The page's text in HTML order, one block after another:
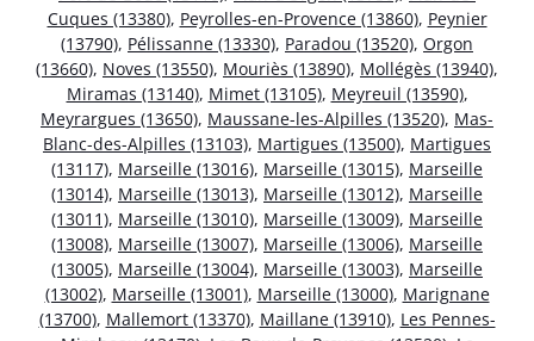
Cuques (13380), Peyrolles-en-Provence (13860), Peynier
(13790), Pélissanne (13330), Paradou (13520), Orgon
(13660), Noves (13550), Mouriès (13890), Mollégès (13940),
Miramas (13140), Mimet (13105), Meyreuil (13590),
Meyrargues (13650), Maussane-les-Alpilles (13520), Mas-
Blanc-des-Alpilles (13103), Martigues (13500), Martigues
(13117), Marseille (13016), Marseille (13015), Marseille
(13014), Marseille (13013), Marseille (13012), Marseille
(13011), Marseille (13010), Marseille (13009), Marseille
(13008), Marseille (13007), Marseille (13006), Marseille
(13005), Marseille (13004), Marseille (13003), Marseille
(13002), Marseille (13001), Marseille (13000), Marignane
(13700), Mallemort (13370), Maillane (13910), Les Pennes-